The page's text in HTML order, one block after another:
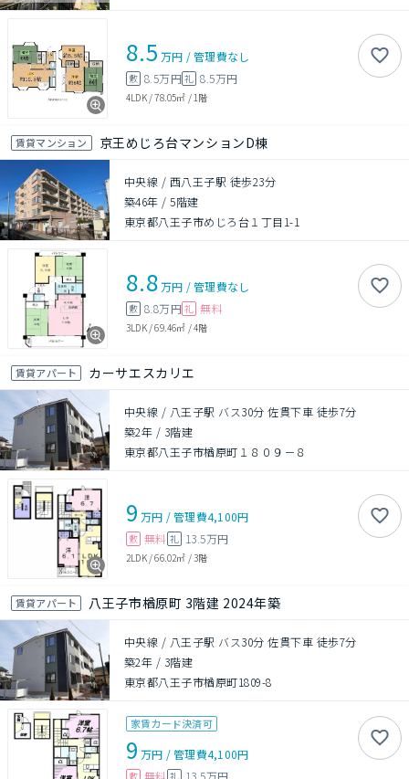
8.5 万円 /管理費なし
敷 8.5万円礼 8.5万円
4LDK/78.05㎡ / 1階
賃貸マンション 京王めじろ台マンションD棟
中央線 / 西八王子駅 徒歩23分
築46年 /5階建
東京都八王子市めじろ台１丁目1-1
8.8万円 /管理費なし
敷 8.8万円 礼 無料
3LDK/69.46㎡ /4階
賃貸アパート カーサエスカリエ
中央線 / 八王子駅 バス30分 佐貫下車 徒歩7分
築2年 / 3階建
東京都八王子市楢原町１８０９－８
9 万円 /管理費4,100円
敷 無料 礼 13.5万円
2LDK/66.02㎡ /3階
賃貸アパート 八王子市楢原町 3階建 2024年築
中央線 / 八王子駅 バス30分 佐貫下車 徒歩7分
築2年 / 3階建
東京都八王子市楢原町1809-8
家賃カード決済可
9 万円 /管理費4,100円
敷 無料 礼 13.5万円